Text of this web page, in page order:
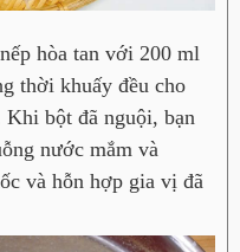
hòa tan với 200 ml
thời khuấy đều cho
Khi bột đã nguội, bạn
nước mắm và
và hỗn hợp gia vị đã